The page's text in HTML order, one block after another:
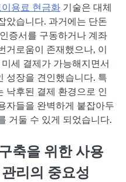
이용료 현금화 기술은 대체
았습니다. 과거에는 단돈
증서를 구동하거나 계좌
거로움이 존재했으나, 이
세 결제가 가능해지면서
성장을 견인했습니다. 특
낙후된 결제 환경으로 인
자들을 완벽하게 붙잡아두
거둘 수 있게 되었습니다.
축을 위한 사용
리의 중요성